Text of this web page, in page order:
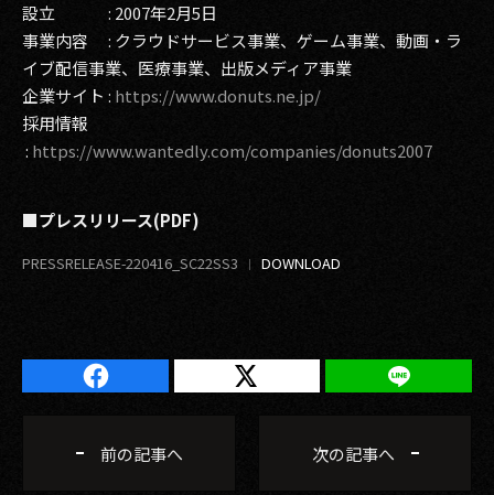
設立 : 2007年2月5日
事業内容 : クラウドサービス事業、ゲーム事業、動画・ラ
イブ配信事業、医療事業、出版メディア事業
企業サイト : https://www.donuts.ne.jp/
採用情報
: https://www.wantedly.com/companies/donuts2007
■プレスリリース(PDF)
PRESSRELEASE-220416_SC22SS3
前の記事へ 次の記事へ